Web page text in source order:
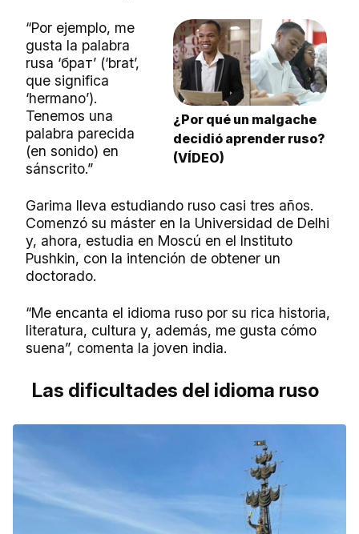
¿Por qué un malgache
decidió aprender ruso?
(VÍDEO)
“Por ejemplo, me
gusta la palabra
rusa ‘брат’ (‘brat’,
que significa
‘hermano’).
Tenemos una
palabra parecida
(en sonido) en
sánscrito.”
Garima lleva estudiando ruso casi tres años.
Comenzó su máster en la Universidad de Delhi
y, ahora, estudia en Moscú en el Instituto
Pushkin, con la intención de obtener un
doctorado.
“Me encanta el idioma ruso por su rica historia,
literatura, cultura y, además, me gusta cómo
suena”, comenta la joven india.
Las dificultades del idioma ruso